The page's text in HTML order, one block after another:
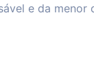
e da menor